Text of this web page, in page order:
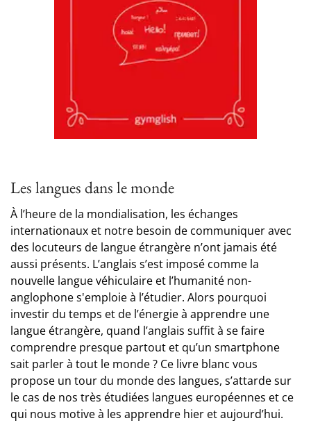
Les langues dans le monde
À l’heure de la mondialisation, les échanges
internationaux et notre besoin de communiquer avec
des locuteurs de langue étrangère n’ont jamais été
aussi présents. L’anglais s’est imposé comme la
nouvelle langue véhiculaire et l’humanité non-
anglophone s'emploie à l’étudier. Alors pourquoi
investir du temps et de l’énergie à apprendre une
langue étrangère, quand l’anglais suffit à se faire
comprendre presque partout et qu’un smartphone
sait parler à tout le monde ? Ce livre blanc vous
propose un tour du monde des langues, s’attarde sur
le cas de nos très étudiées langues européennes et ce
qui nous motive à les apprendre hier et aujourd’hui.